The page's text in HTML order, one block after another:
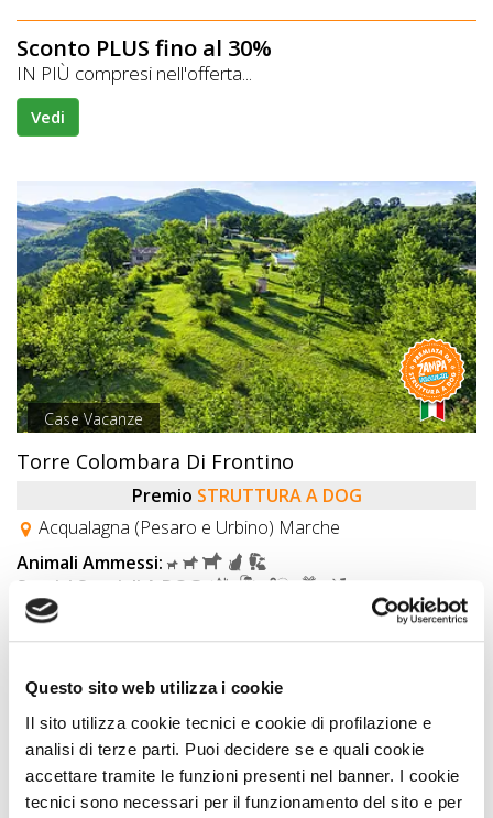
Questo sito web utilizza i cookie
Il sito utilizza cookie tecnici e cookie di profilazione e
analisi di terze parti. Puoi decidere se e quali cookie
accettare tramite le funzioni presenti nel banner. I cookie
tecnici sono necessari per il funzionamento del sito e per
Sconto PLUS fino al 30%
IN PIÙ compresi nell'offerta...
Vedi
Case Vacanze
Torre Colombara Di Frontino
Premio STRUTTURA A DOG
Acqualagna (Pesaro e Urbino) Marche
Animali Ammessi:
Servizi Speciali A DOG:
Ideale Per:
OFFERTA